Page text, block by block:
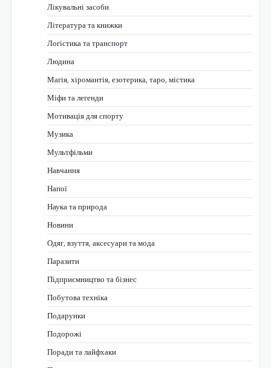
Лікувальні засоби
Література та книжки
Логістика та транспорт
Людина
Магія, хіромантія, езотерика, таро, містика
Міфи та легенди
Мотивація для спорту
Музика
Мультфільми
Навчання
Напої
Наука та природа
Новини
Одяг, взуття, аксесуари та мода
Паразити
Підприємництво та бізнес
Побутова техніка
Подарунки
Подорожі
Поради та лайфхаки